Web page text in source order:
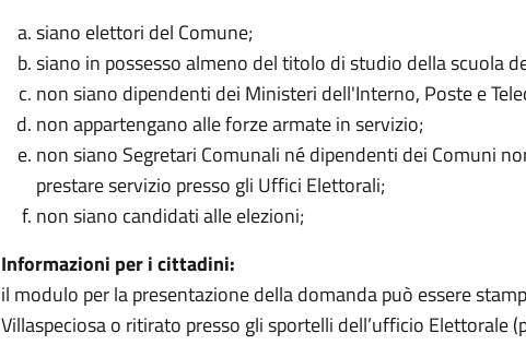
siano elettori del Comune;
siano in possesso almeno del titolo di studio della scuola
non siano dipendenti dei Ministeri dell'Interno, Poste e
non appartengano alle forze armate in servizio;
non siano Segretari Comunali né dipendenti dei Comuni
prestare servizio presso gli Uffici Elettorali;
non siano candidati alle elezioni;
Informazioni per i cittadini:
il modulo per la presentazione della domanda può essere
Villaspeciosa o ritirato presso gli sportelli dell’ufficio Elettorale